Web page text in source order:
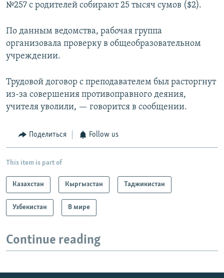
№257 с родителей собирают 25 тысяч сумов ($2).
По данным ведомства, рабочая группа
организовала проверку в общеобразовательном
учреждении.
Трудовой договор с преподавателем был расторгнут
из-за совершения противоправного деяния,
учителя уволили, — говорится в сообщении.
Поделиться Follow us
This item is part of
Казахстан Кыргызстан Таджикистан
Узбекистан В мире
Continue reading